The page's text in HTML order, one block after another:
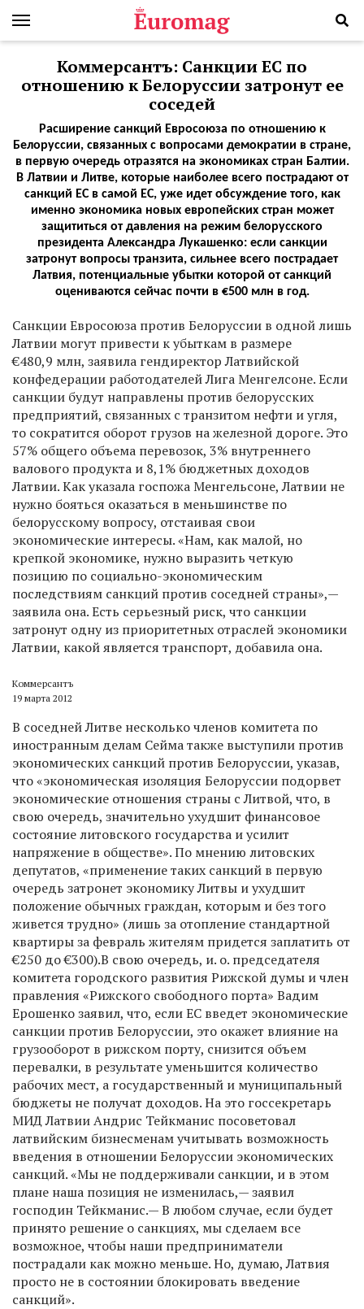
Коммерсантъ: Санкции ЕС по
отношению к Белоруссии затронут ее
соседей
Расширение санкций Евросоюза по отношению к
Белоруссии, связанных с вопросами демократии в стране,
в первую очередь отразятся на экономиках стран Балтии.
В Латвии и Литве, которые наиболее всего пострадают от
санкций ЕС в самой ЕС, уже идет обсуждение того, как
именно экономика новых европейских стран может
защититься от давления на режим белорусского
президента Александра Лукашенко: если санкции
затронут вопросы транзита, сильнее всего пострадает
Латвия, потенциальные убытки которой от санкций
оцениваются сейчас почти в €500 млн в год.
Санкции Евросоюза против Белоруссии в одной лишь
Латвии могут привести к убыткам в размере
€480,9 млн, заявила гендиректор Латвийской
конфедерации работодателей Лига Менгелсоне. Если
санкции будут направлены против белорусских
предприятий, связанных с транзитом нефти и угля,
то сократится оборот грузов на железной дороге. Это
57% общего объема перевозок, 3% внутреннего
валового продукта и 8,1% бюджетных доходов
Латвии. Как указала госпожа Менгельсоне, Латвии не
нужно бояться оказаться в меньшинстве по
белорусскому вопросу, отстаивая свои
экономические интересы. «Нам, как малой, но
крепкой экономике, нужно выразить четкую
позицию по социально-экономическим
последствиям санкций против соседней страны»,—
заявила она. Есть серьезный риск, что санкции
затронут одну из приоритетных отраслей экономики
Латвии, какой является транспорт, добавила она.
Коммерсантъ
19 марта 2012
В соседней Литве несколько членов комитета по
иностранным делам Сейма также выступили против
экономических санкций против Белоруссии, указав,
что «экономическая изоляция Белоруссии подорвет
экономические отношения страны с Литвой, что, в
свою очередь, значительно ухудшит финансовое
состояние литовского государства и усилит
напряжение в обществе». По мнению литовских
депутатов, «применение таких санкций в первую
очередь затронет экономику Литвы и ухудшит
положение обычных граждан, которым и без того
живется трудно» (лишь за отопление стандартной
квартиры за февраль жителям придется заплатить от
€250 до €300).В свою очередь, и. о. председателя
комитета городского развития Рижской думы и член
правления «Рижского свободного порта» Вадим
Ерошенко заявил, что, если ЕС введет экономические
санкции против Белоруссии, это окажет влияние на
грузооборот в рижском порту, снизится объем
перевалки, в результате уменьшится количество
рабочих мест, а государственный и муниципальный
бюджеты не получат доходов. На это госсекретарь
МИД Латвии Андрис Тейкманис посоветовал
латвийским бизнесменам учитывать возможность
введения в отношении Белоруссии экономических
санкций. «Мы не поддерживали санкции, и в этом
плане наша позиция не изменилась,— заявил
господин Тейкманис.— В любом случае, если будет
принято решение о санкциях, мы сделаем все
возможное, чтобы наши предприниматели
пострадали как можно меньше. Но, думаю, Латвия
просто не в состоянии блокировать введение
санкций».